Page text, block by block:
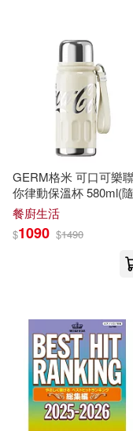
墨刻編輯部(5)
大鴻音樂圖書
川磊彩色印刷
悅@旅行傳媒
木の子ゆん(5)
陸昕慈(5)
EZLanguage編
天津人民美術
東立(17)
Neo Media(16)
愛播聽書
亞悅(15)
科學出版社(14)
免費電子書(4)
(可複選)
現在可購買商
作者/演唱/譯/編/
GERM格米 可口可樂
你律動保溫杯 580ml(
溫瓶/保冰/水壺) 星光白
餐廚生活
$1090 $1490